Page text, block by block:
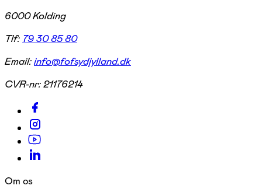
6000 Kolding
Tlf: 79 30 85 80
Email:info@fofsydjylland.dk
CVR-nr:21176214
Om os